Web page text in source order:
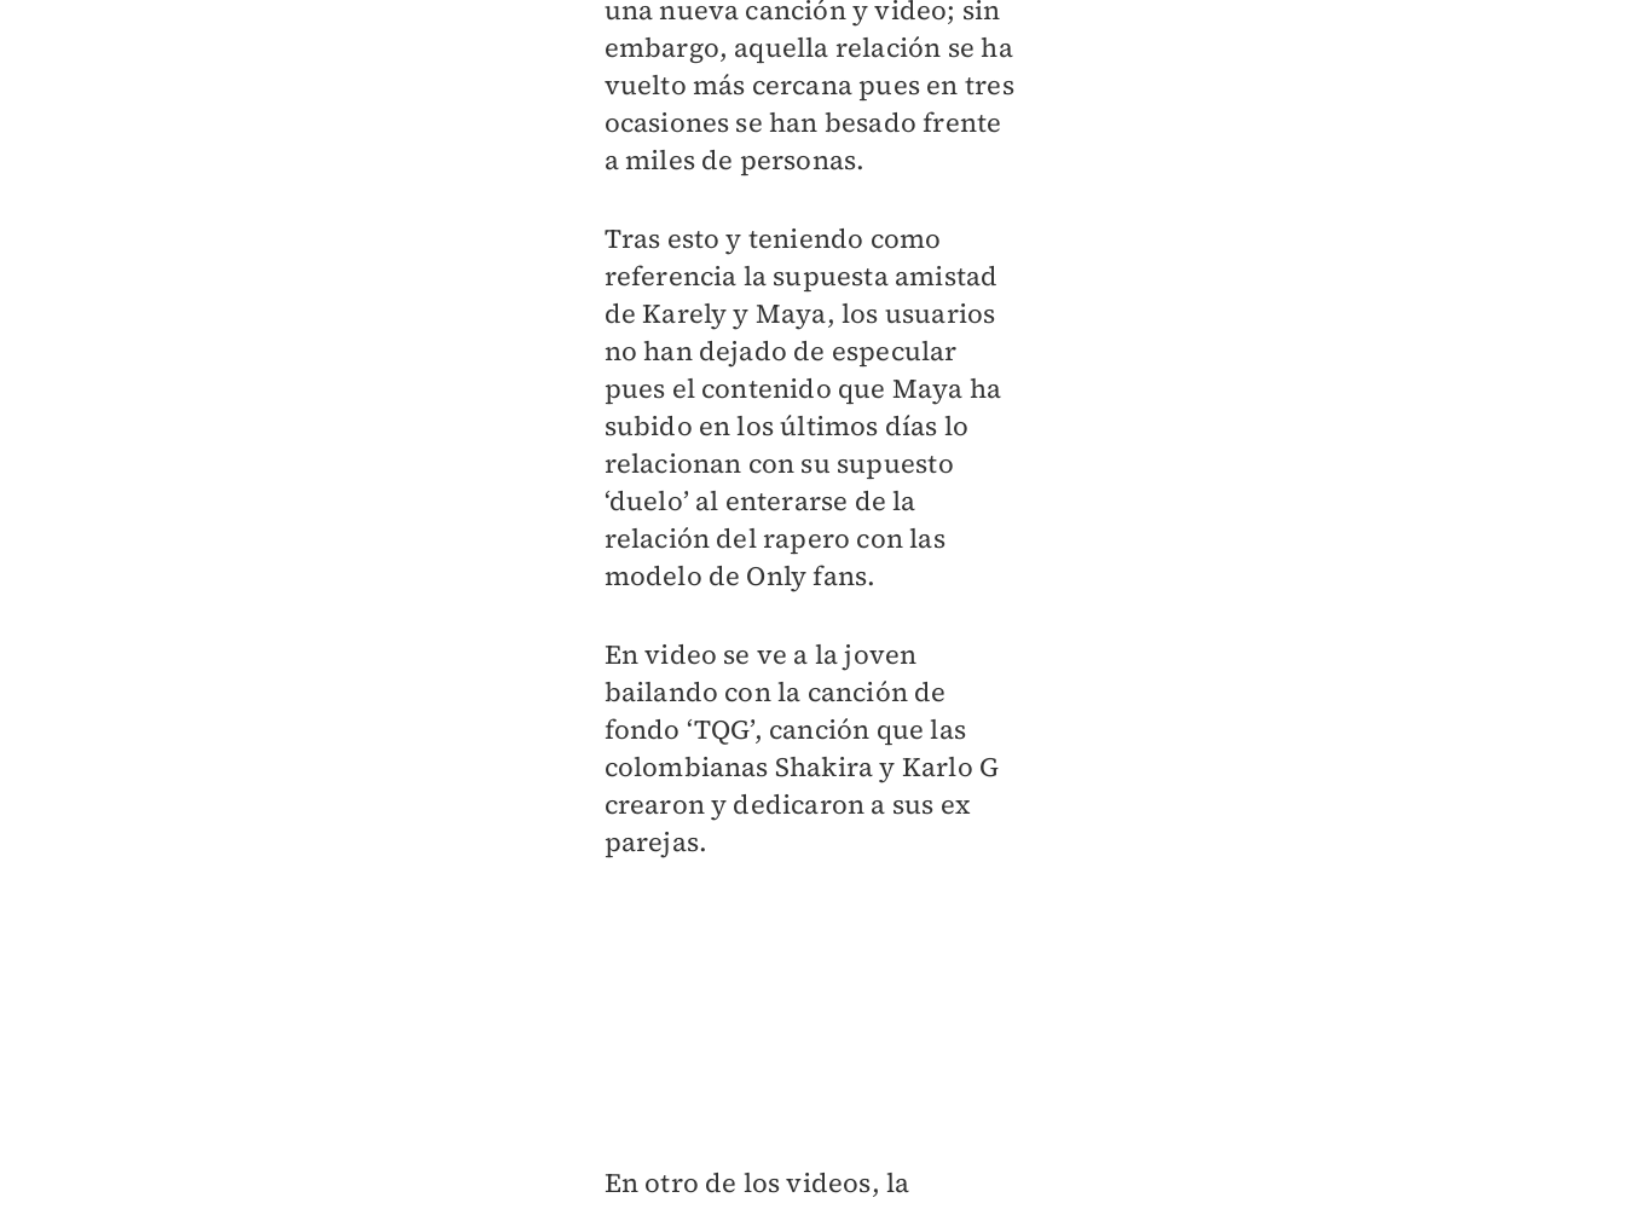
una nueva canción y video; sin
embargo, aquella relación se ha
vuelto más cercana pues en tres
ocasiones se han besado frente
a miles de personas.
Tras esto y teniendo como
referencia la supuesta amistad
de Karely y Maya, los usuarios
no han dejado de especular
pues el contenido que Maya ha
subido en los últimos días lo
relacionan con su supuesto
‘duelo’ al enterarse de la
relación del rapero con las
modelo de Only fans.
En video se ve a la joven
bailando con la canción de
fondo ‘TQG’, canción que las
colombianas Shakira y Karlo G
crearon y dedicaron a sus ex
parejas.
En otro de los videos, la